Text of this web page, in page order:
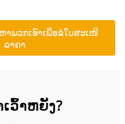
າພວກເຮົາເພື່ອຂໍໃບສະເໜີ
ລາຄາ
ວົ້າຫຍັງ?